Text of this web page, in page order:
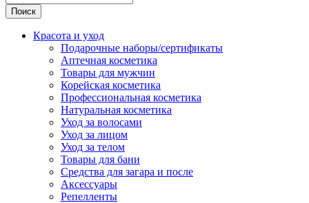
Поиск
Красота и уход
Подарочные наборы/сертификаты
Аптечная косметика
Товары для мужчин
Корейская косметика
Профессиональная косметика
Натуральная косметика
Уход за волосами
Уход за лицом
Уход за телом
Товары для бани
Средства для загара и после
Аксессуары
Репелленты